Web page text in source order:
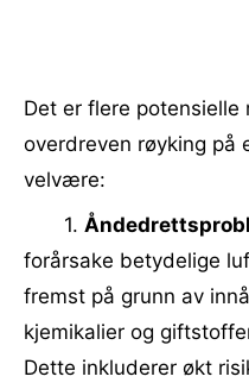
Det er flere
overdreven røyking på
velvære:
1.
forårsake betydelige
fremst på grunn av
kjemikalier og
Dette inkluderer økt